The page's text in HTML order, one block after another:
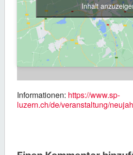
Inhalt
Informationen: https://www.sp-
luzern.ch/de/veranstaltung/